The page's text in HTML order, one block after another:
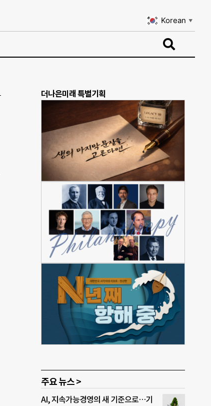
Korean ▼
더나은미래 특별기획
주요 뉴스 >
AI, 지속가능경영의 새 기준으로…기